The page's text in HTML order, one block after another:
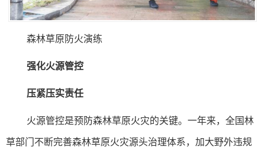
森林草原防火演练
强化火源管控
压紧压实责任
火源管控是预防森林草原火灾的关键。一年来，全国林
草部门不断完善森林草原火灾源头治理体系，加大野外违规